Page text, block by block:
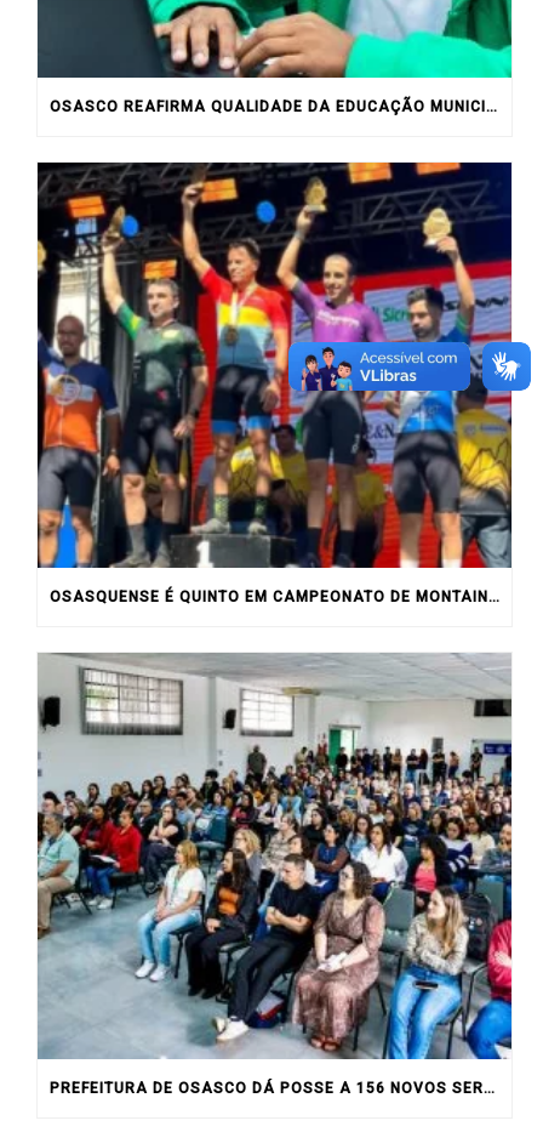
OSASCO REAFIRMA QUALIDADE DA EDUCAÇÃO MUNICIPAL COM RESULTADOS DO IDEB
OSASQUENSE É QUINTO EM CAMPEONATO DE MONTAIN BIKE NO INTERIOR DO ESTADO
PREFEITURA DE OSASCO DÁ POSSE A 156 NOVOS SERVIDORES